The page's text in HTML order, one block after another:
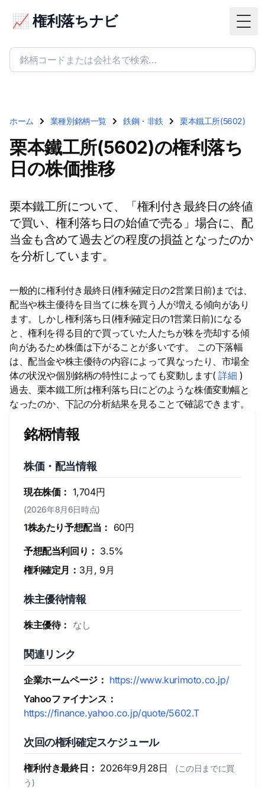
📈 権利落ちナビ
ホーム 業種別銘柄一覧 鉄鋼・非鉄 栗本鐵工所(5602)
栗本鐵工所(5602)の権利落ち
日の株価推移
栗本鐵工所について、「権利付き最終日の終値
で買い、権利落ち日の始値で売る」場合に、配
当金も含めて過去どの程度の損益となったのか
を分析しています。
一般的に権利付き最終日(権利確定日の2営業日前)までは、
配当や株主優待を目当てに株を買う人が増える傾向があり
ます。しかし権利落ち日(権利確定日の1営業日前)になる
と、権利を得る目的で買っていた人たちが株を売却する傾
向があるため株価は下がることが多いです。 この下落幅
は、配当金や株主優待の内容によって異なったり、市場全
体の状況や個別銘柄の特性によっても変動します(詳細 )
過去、栗本鐵工所は権利落ち日にどのような株価変動幅と
なったのか、下記の分析結果を見ることで確認できます。
銘柄情報
株価・配当情報
現在株価： 1,704円
(2026年8月6日時点)
1株あたり予想配当： 60円
予想配当利回り： 3.5%
権利確定月： 3月, 9月
株主優待情報
株主優待： なし
関連リンク
企業ホームページ： https://www.kurimoto.co.jp/
Yahooファイナンス：
https://finance.yahoo.co.jp/quote/5602.T
次回の権利確定スケジュール
権利付き最終日： 2026年9月28日
(この日までに買
う)